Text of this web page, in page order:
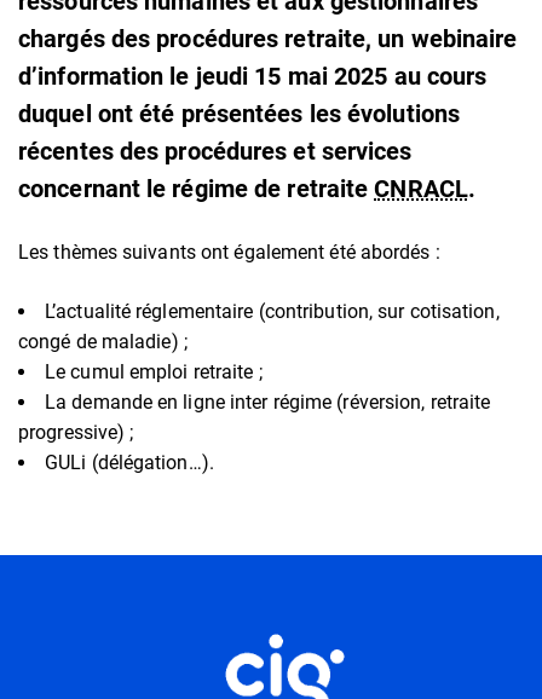
chargés des procédures retraite, un webinaire
d’information le jeudi 15 mai 2025 au cours
duquel ont été présentées les évolutions
récentes des procédures et services
concernant le régime de retraiteCNRACL.
Les thèmes suivants ont également été abordés :
L’actualité réglementaire (contribution, sur cotisation,
congé de maladie) ;
Le cumul emploi retraite ;
La demande en ligne inter régime (réversion, retraite
progressive) ;
GULi (délégation…).